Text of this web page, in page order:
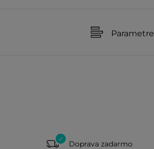
Parametre
Doprava zadarmo